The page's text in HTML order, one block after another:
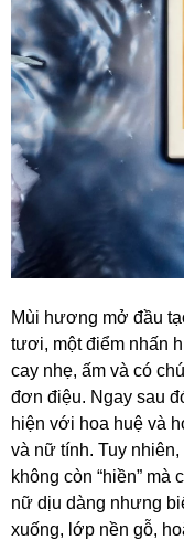
Mùi hương mở đầu
tươi, một điểm nhấn
cay nhẹ, ấm và có
đơn điệu. Ngay sau
hiện với hoa huệ và
và nữ tính. Tuy
không còn “hiền”
nữ dịu dàng nhưng
xuống, lớp nền gỗ,